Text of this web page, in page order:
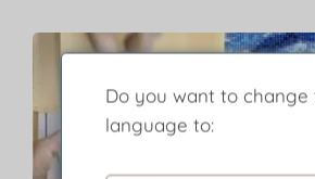
Do you want to change
language to: